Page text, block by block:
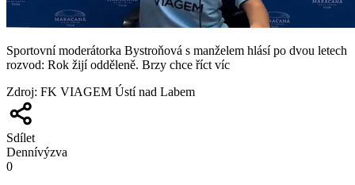
Sportovní moderátorka Bystroňová s manželem hlásí po dvou letech
rozvod: Rok žijí odděleně. Brzy chce říct víc
Zdroj: FK VIAGEM Ústí nad Labem
Sdílet
Dennívýzva
0